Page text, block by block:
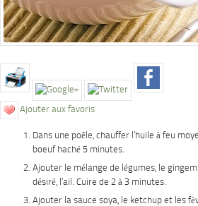
Ajouter aux favoris
Dans une poêle, chauffer l’huile à feu
boeuf haché 5 minutes.
Ajouter le mélange de légumes, le
désiré, l’ail. Cuire de 2 à 3 minutes.
Ajouter la sauce soya, le ketchup et les